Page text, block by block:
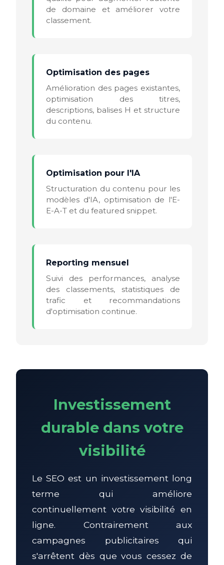
de domaine et améliorer votre
classement.
Optimisation des pages
Amélioration des pages existantes,
optimisation des titres,
descriptions, balises H et structure
du contenu.
Optimisation pour l'IA
Structuration du contenu pour les
modèles d'IA, optimisation de l'E-
E-A-T et du featured snippet.
Reporting mensuel
Suivi des performances, analyse
des classements, statistiques de
trafic et recommandations
d'optimisation continue.
Investissement
durable dans votre
visibilité
Le SEO est un investissement long
terme qui améliore
continuellement votre visibilité en
ligne. Contrairement aux
campagnes publicitaires qui
s'arrêtent dès que vous cessez de